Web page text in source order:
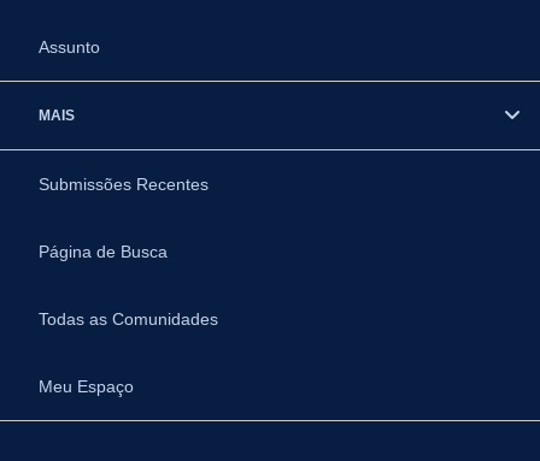
Assunto
MAIS
Submissões Recentes
Página de Busca
Todas as Comunidades
Meu Espaço